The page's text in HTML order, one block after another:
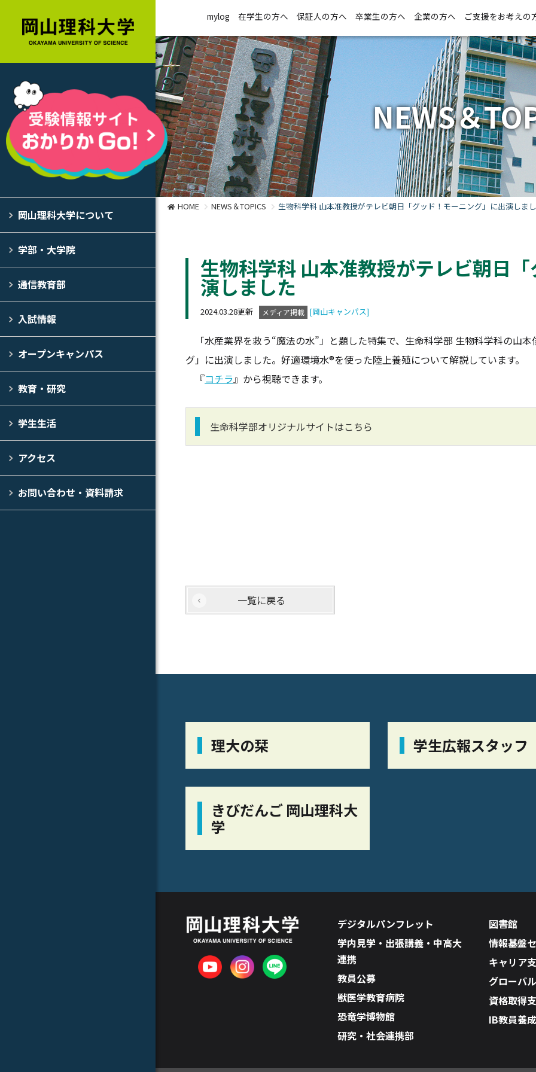
岡山理科大学について
学部・大学院
通信教育部
入試情報
オープンキャンパス
教育・研究
学生生活
アクセス
お問い合わせ・資料請求
mylog 在学生の方へ 保証人の方へ 卒業生の方へ 企業の方へ ご支援をお考えの
NEWS＆
HOME NEWS＆TOPICS 生物科学科 山本准教授がテレビ朝日「グッド！モーニング』に出演しま
生物科学科 山本准教授がテレビ朝日
演しました
2024.03.28更新 メディア掲載 [岡山キャンパス]
「水産業界を救う“魔法の水”」と題した特集で、生命科学部 生物科学科の山
グ」に出演しました。好適環境水®を使った陸上養殖について解説しています。
『コチラ』から視聴できます。
生命科学部オリジナルサイトはこちら
一覧に戻る
理大の栞 学生広報スタッフ
きびだんご 岡山理科大
学
デジタルパンフレット
学内見学・出張講義・中高大
連携
教員公募
獣医学教育病院
恐竜学博物館
研究・社会連携部
図書館
情報基盤
キャリア
グローバ
資格取得
IB教員養